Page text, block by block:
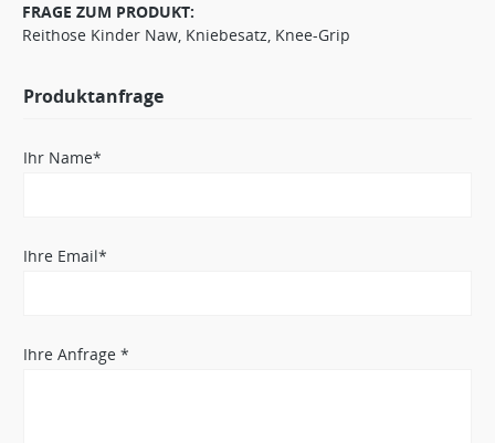
FRAGE ZUM PRODUKT:
Reithose Kinder Naw, Kniebesatz, Knee-Grip
Produktanfrage
Ihr Name*
Ihre Email*
Ihre Anfrage *